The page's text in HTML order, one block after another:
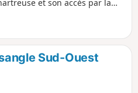
et son accès par la
Sud-Ouest